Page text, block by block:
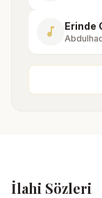
music_note Erinde
İlahi Sözleri